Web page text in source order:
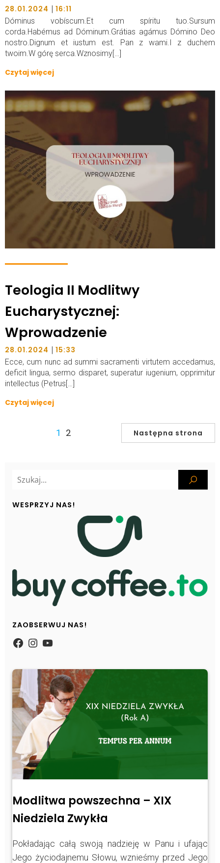
28.01.2024 | 16:11
Dóminus vobíscum.Et cum spíritu tuo.Sursum
corda.Habémus ad Dóminum.Grátias agámus Dómino Deo
nostro.Dignum et iustum est. Pan z wami.I z duchem
twoim.W górę serca.Wznosimy[…]
Czytaj więcej
Teologia II Modlitwy
Eucharystycznej:
Wprowadzenie
28.01.2024 | 15:33
Ecce, cum nunc ad summi sacramenti virtutem accedamus,
deficit lingua, sermo disparet, superatur iugenium, opprimitur
intellectus (Petrus[…]
Czytaj więcej
1 2 Następna strona
WESPRZYJ NAS!
ZAOBSERWUJ NAS!
https://www.facebook.com/
Instagram
YouTube
Modlitwa powszechna – XIX
Niedziela Zwykła
Pokładając całą swoją nadzieję w Panu i ufając
Jego życiodajnemu Słowu, wznieśmy przed Jego